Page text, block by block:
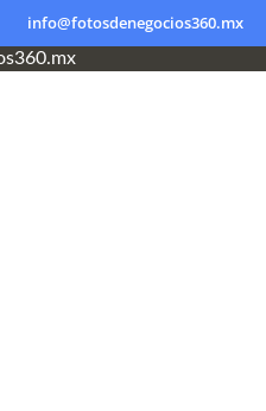
info@fotosdenegocios360.mx